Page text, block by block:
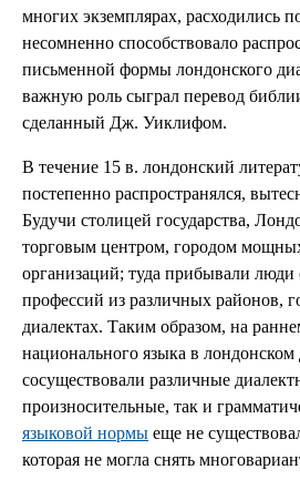
многих экземплярах, расходились
несомненно способствовало
письменной формы лондонского
важную роль сыграл перевод
сделанный Дж. Уиклифом.
В течение 15 в. лондонский
постепенно распространялся,
Будучи столицей государства,
торговым центром, городом
организаций; туда прибывали
профессий из различных районов,
диалектах. Таким образом, на
национального языка в лондонском
сосуществовали различные
произносительные, так и
языковой нормы еще не
которая не могла снять